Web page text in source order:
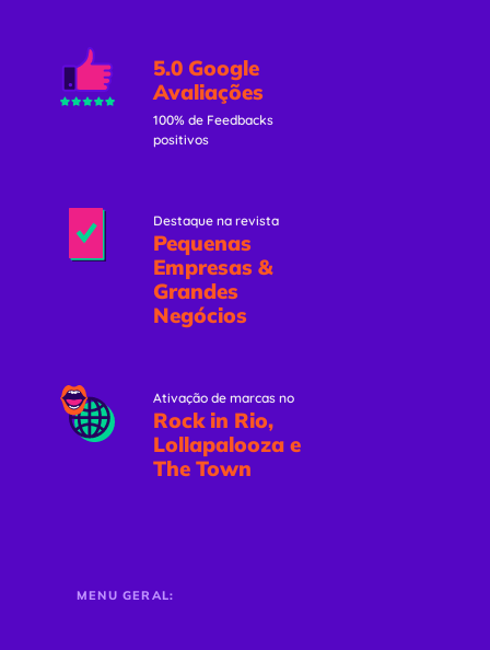
5.0 Google
Avaliações
100% de Feedbacks
positivos
Destaque na revista
Pequenas
Empresas &
Grandes
Negócios
Ativação de marcas no
Rock in Rio,
Lollapalooza e
The Town
MENU GERAL: